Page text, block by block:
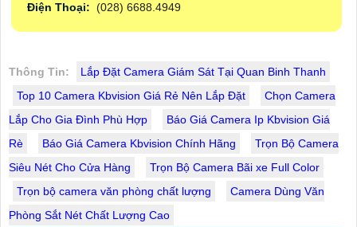
Điện Thoại: (028) 6688.4949
Thông Tin:
Lắp Đặt Camera Giám Sát Tại Quan Binh Thanh
Top 10 Camera Kbvision Giá Rẻ Nên Lắp Đặt
Chọn Camera
Lắp Cho Gia Đình Phù Hợp
Báo Giá Camera Ip Kbvision Giá
Rè
Báo Giá Camera Kbvision Chính Hãng
Trọn Bộ Camera
Siêu Nét Cho Cửa Hàng
Trọn Bộ Camera Bãi xe Full Color
Trọn bộ camera văn phòng chất lượng
Camera Dùng Văn
Phòng Sắt Nét Chất Lượng Cao